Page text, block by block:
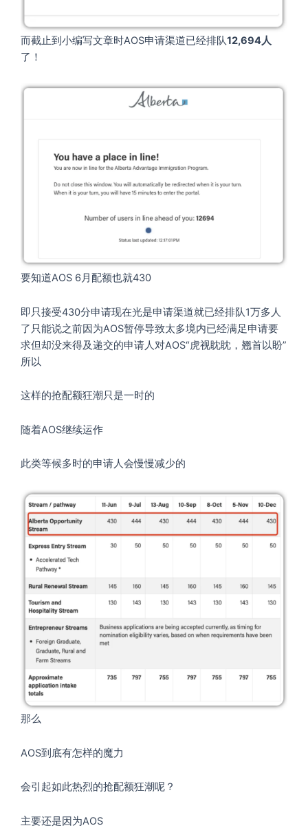
而截止到小编写文章时AOS申请渠道已经排队12,694人
了！
要知道AOS 6月配额也就430
即只接受430分申请现在光是申请渠道就已经排队1万多人
了只能说之前因为AOS暂停导致太多境内已经满足申请要
求但却没来得及递交的申请人对AOS“虎视眈眈，翘首以盼”
所以
这样的抢配额狂潮只是一时的
随着AOS继续运作
此类等候多时的申请人会慢慢减少的
那么
AOS到底有怎样的魔力
会引起如此热烈的抢配额狂潮呢？
主要还是因为AOS